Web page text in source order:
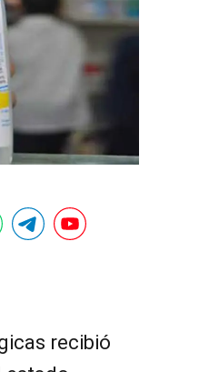
recibió